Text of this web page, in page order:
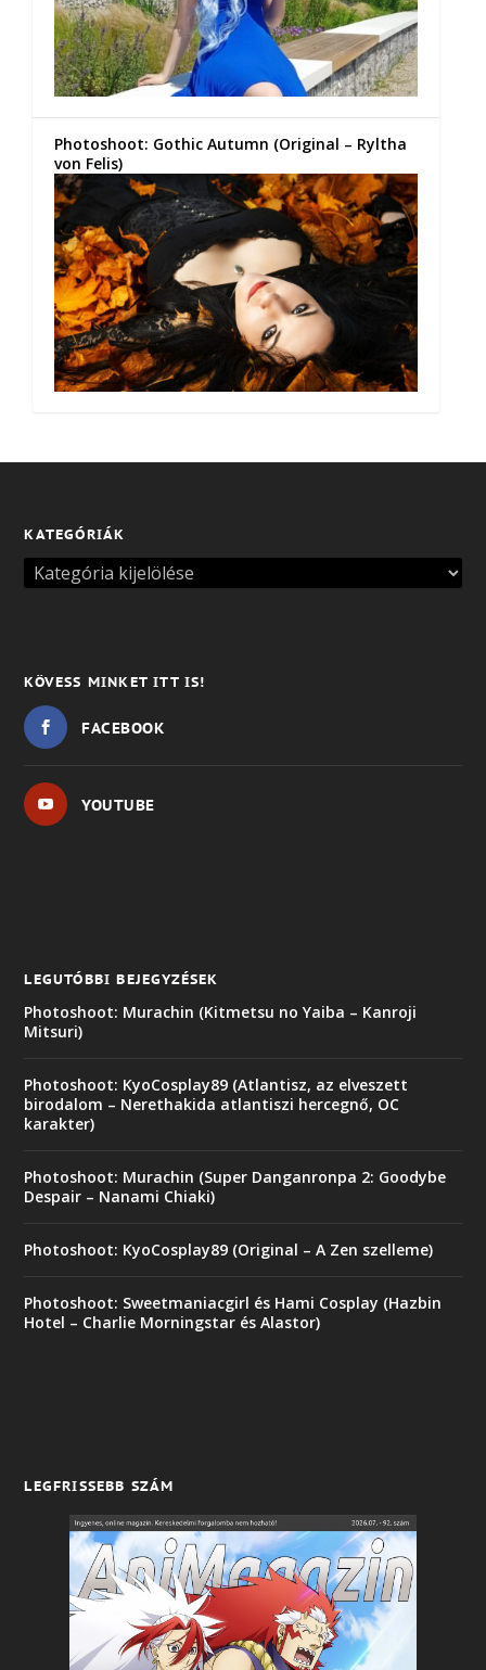
Photoshoot: Gothic Autumn (Original – Ryltha
von Felis)
KATEGÓRIÁK
KÖVESS MINKET ITT IS!
FACEBOOK
YOUTUBE
LEGUTÓBBI BEJEGYZÉSEK
Photoshoot: Murachin (Kitmetsu no Yaiba – Kanroji
Mitsuri)
Photoshoot: KyoCosplay89 (Atlantisz, az elveszett
birodalom – Nerethakida atlantiszi hercegnő, OC
karakter)
Photoshoot: Murachin (Super Danganronpa 2: Goodybe
Despair – Nanami Chiaki)
Photoshoot: KyoCosplay89 (Original – A Zen szelleme)
Photoshoot: Sweetmaniacgirl és Hami Cosplay (Hazbin
Hotel – Charlie Morningstar és Alastor)
LEGFRISSEBB SZÁM